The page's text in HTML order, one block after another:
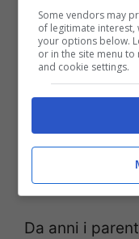
Egle Possetti,
Morandi, in
Notizie.com
Da anni i
Some vendors may
of legitimate interest,
your options below.
or in the site menu
and cookie settings.